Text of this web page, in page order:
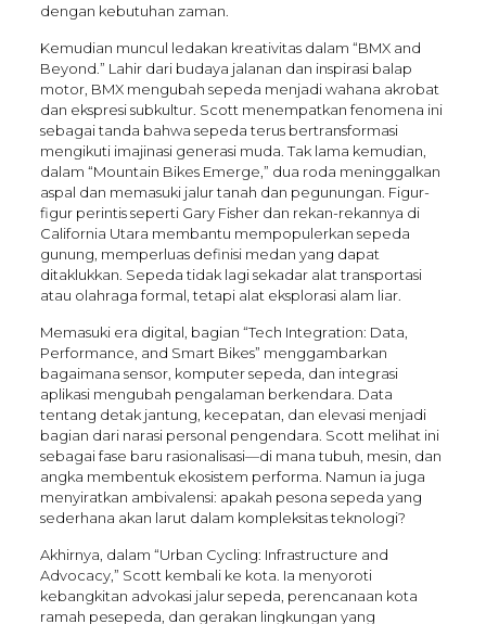
dengan kebutuhan zaman.
Kemudian muncul ledakan kreativitas dalam “BMX and
Beyond.” Lahir dari budaya jalanan dan inspirasi balap
motor, BMX mengubah sepeda menjadi wahana akrobat
dan ekspresi subkultur. Scott menempatkan fenomena ini
sebagai tanda bahwa sepeda terus bertransformasi
mengikuti imajinasi generasi muda. Tak lama kemudian,
dalam “Mountain Bikes Emerge,” dua roda meninggalkan
aspal dan memasuki jalur tanah dan pegunungan. Figur-
figur perintis seperti Gary Fisher dan rekan-rekannya di
California Utara membantu mempopulerkan sepeda
gunung, memperluas definisi medan yang dapat
ditaklukkan. Sepeda tidak lagi sekadar alat transportasi
atau olahraga formal, tetapi alat eksplorasi alam liar.
Memasuki era digital, bagian “Tech Integration: Data,
Performance, and Smart Bikes” menggambarkan
bagaimana sensor, komputer sepeda, dan integrasi
aplikasi mengubah pengalaman berkendara. Data
tentang detak jantung, kecepatan, dan elevasi menjadi
bagian dari narasi personal pengendara. Scott melihat ini
sebagai fase baru rasionalisasi—di mana tubuh, mesin, dan
angka membentuk ekosistem performa. Namun ia juga
menyiratkan ambivalensi: apakah pesona sepeda yang
sederhana akan larut dalam kompleksitas teknologi?
Akhirnya, dalam “Urban Cycling: Infrastructure and
Advocacy,” Scott kembali ke kota. Ia menyoroti
kebangkitan advokasi jalur sepeda, perencanaan kota
ramah pesepeda, dan gerakan lingkungan yang